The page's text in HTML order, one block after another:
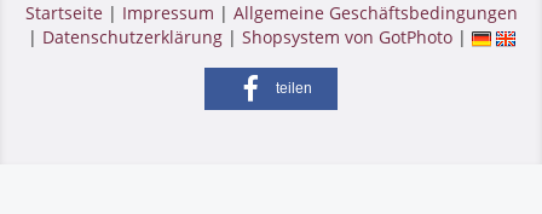
Startseite | Impressum | Allgemeine Geschäftsbedingungen
| Datenschutzerklärung| Shopsystem von GotPhoto |
teilen